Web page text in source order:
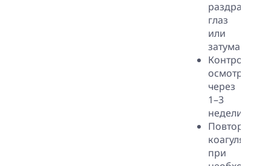
глаз
или
осмотр
через
1–3
недели.
Повторная
коагуляция
при